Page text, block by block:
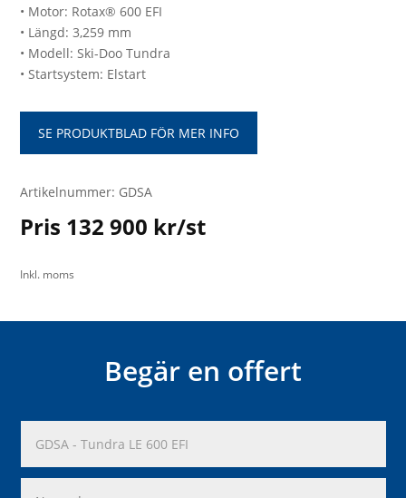
• Motor: Rotax® 600 EFI
• Längd: 3,259 mm
• Modell: Ski-Doo Tundra
• Startsystem: Elstart
SE PRODUKTBLAD FÖR MER INFO
Artikelnummer: GDSA
Pris 132 900 kr/st
Inkl. moms
Begär en offert